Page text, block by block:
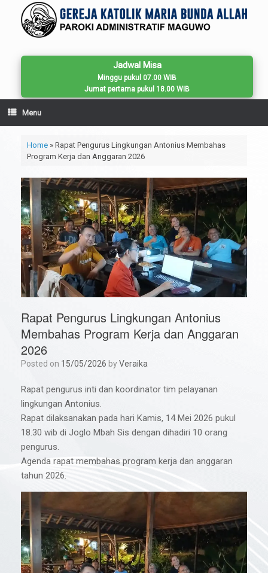
content
Jadwal Misa
Minggu pukul 07.00 WIB
Jumat pertama pukul 18.00 WIB
Menu
Home» Rapat Pengurus Lingkungan Antonius Membahas
Program Kerja dan Anggaran 2026
Rapat Pengurus Lingkungan Antonius
Membahas Program Kerja dan Anggaran
2026
Posted on 15/05/2026 byVeraika
Rapat pengurus inti dan koordinator tim pelayanan
lingkungan Antonius.
Rapat dilaksanakan pada hari Kamis, 14 Mei 2026 pukul
18.30 wib di Joglo Mbah Sis dengan dihadiri 10 orang
pengurus.
Agenda rapat membahas program kerja dan anggaran
tahun 2026.